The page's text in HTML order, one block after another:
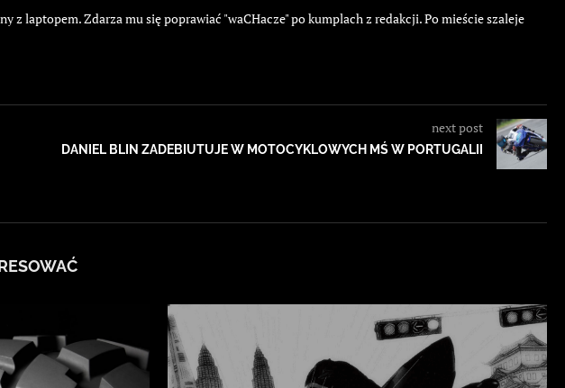
z laptopem. Zdarza mu się poprawiać "waCHacze" po kumplach z redakcji. Po mieście szaleje
next post
DANIEL BLIN ZADEBIUTUJE W MOTOCYKLOWYCH MŚ W PORTUGALII